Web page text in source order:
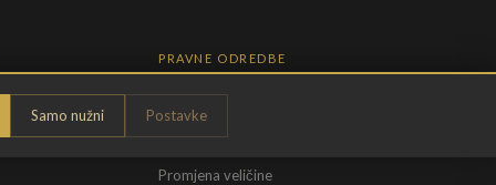
Samo nužni Postavke
PRAVNE ODREDBE
Pravila privatnosti
Opći uvjeti
Promjena veličine